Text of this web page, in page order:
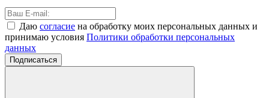
Даю согласие на обработку моих персональных данных и
принимаю условия Политики обработки персональных
данных
Подписаться